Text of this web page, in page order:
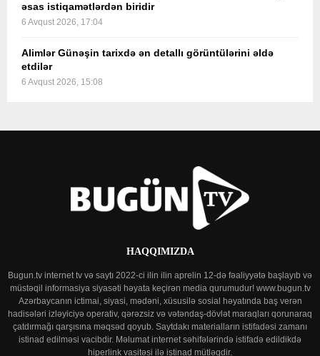
əsas istiqamətlərdən biridir
6 Avqust 2026, 17:04
Alimlər Günəşin tarixdə ən detallı görüntülərini əldə
etdilər
6 Avqust 2026, 15:08
HAQQIMIZDA
Bugun.tv internet tv və saytı 2022-ci ilin ilin aprelin 12-də fəaliyyətə başlayıb və
müstəqil informasiya siyasəti həyata keçirən media qurumudur! www.bugun.tv
Azərbaycanın ictimai, siyasi, mədəni, xüsusilə sosial həyatında baş verən
hadisələri izləyiciyə operativ, qərəzsiz və vətəndaş-dövlət maraqları qorunaraq
çatdırmağı qarşısına məqsəd qoyub. Saytdakı materialların istifadəsi zamanı
istinad edilməsi vacibdir. Məlumat internet səhifələrində istifadə edildikdə
hiperlink vasitəsi ilə istinad mütləqdir.